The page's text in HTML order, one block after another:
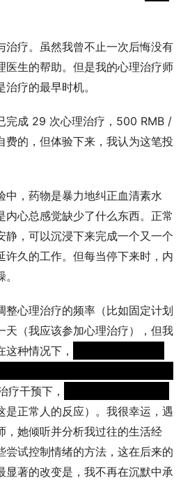
治疗。虽然我曾不止一次后悔没有
医生的帮助。但是我的心理治疗师
疗的最早时机。
完成 29 次心理治疗，500 RMB /
费的，但体验下来，我认为这笔投
中，药物是暴力地纠正血清素水
内心总感觉缺少了什么东西。正常
静，可以沉浸下来完成一个又一个
许久的工作。但每当停下来时，内
整心理治疗的频率（比如固定计划
天（我应该参加心理治疗），但我
种情况下，
疗干预下，
是正常人的反应）。我很幸运，遇
，她倾听并分析我过往的生活经
尝试控制情绪的方法，这在后来的
显著的改变是，我不再在沉默中承